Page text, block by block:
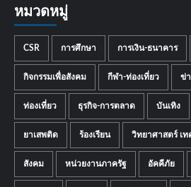
หมวดหมู่
CSR การศึกษา การเงิน-ธนาคาร
กิจกรรมเพื่อสังคม กีฬา-ท่องเที่ยว ข่
ท่องเที่ยว ธุรกิจ-การตลาด บันเทิง
ยาเสพติด ร้องเรียน วิทยาศาสตร์ เท
สังคม หน่วยงานภาครัฐ อัคคีภัย